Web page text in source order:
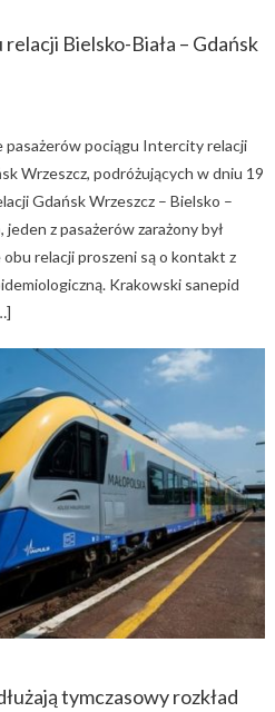
Bielsko-Biała – Gdańsk
pasażerów pociągu Intercity relacji
Wrzeszcz, podróżujących w dniu 19
Gdańsk Wrzeszcz – Bielsko –
jeden z pasażerów zarażony był
relacji proszeni są o kontakt z
Krakowski sanepid
tymczasowy rozkład